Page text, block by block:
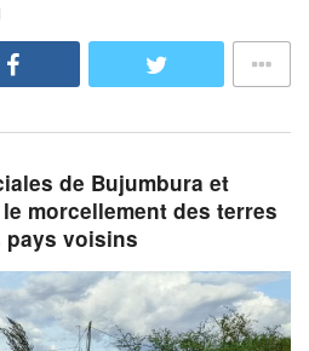
de Bujumbura et
morcellement des terres
pays voisins